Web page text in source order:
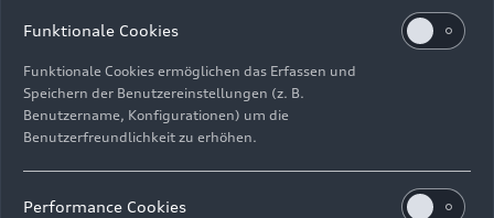
ImpressumRechtliches Hinweisgebersystem
Funktionale Cookies
Funktionale Cookies ermöglichen das Erfassen und
Speichern der Benutzereinstellungen (z. B.
Benutzername, Konfigurationen) um die
Benutzerfreundlichkeit zu erhöhen.
Performance Cookies